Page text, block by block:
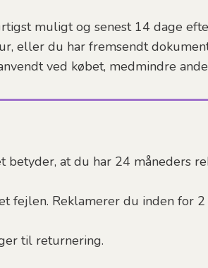
muligt og senest 14 dage
eller du har fremsendt
ved købet, medmindre
at du har 24 måneders
fejlen. Reklamerer du inden for
til returnering.